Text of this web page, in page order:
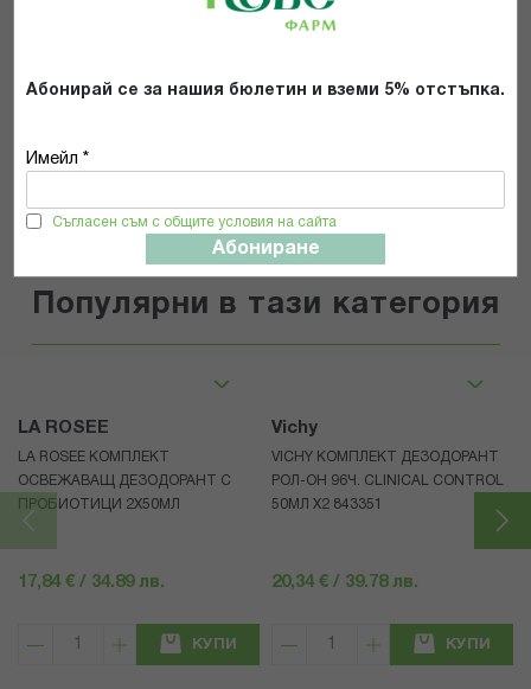
Абонирай се за нашия бюлетин и вземи 5% отстъпка.
Имейл *
Съгласен съм с общите условия на сайта
Абониране
Общите условия и политиката за
Популярни в тази категория
LA ROSEE
LA ROSEE КОМПЛЕКТ
ОСВЕЖАВАЩ ДЕЗОДОРАНТ С
ПРОБИОТИЦИ 2Х50МЛ
17,84 € / 34.89 лв.
КУПИ
Vichy
VICHY КОМПЛЕКТ ДЕЗОДОРАНТ
РОЛ-ОН 96Ч. CLINICAL CONTROL
50МЛ Х2 843351
20,34 € / 39.78 лв.
КУПИ